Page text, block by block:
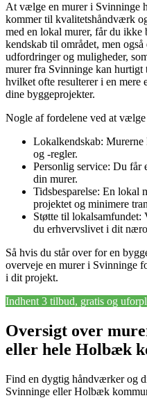
At vælge en murer i Svinninge
kommer til kvalitetshåndværk
med en lokal murer, får du ikke
kendskab til området, men
udfordringer og muligheder,
murer fra Svinninge kan hurtigt
hvilket ofte resulterer i en
dine byggeprojekter.
Nogle af fordelene ved at
Lokalkendskab: Murerne
og -regler.
Personlig service: Du får
din murer.
Tidsbesparelse: En lokal
projektet og minimere
Støtte til lokalsamfundet:
du erhvervslivet i dit
Så hvis du står over for en
overveje en murer i Svinninge
i dit projekt.
Indhent 3 tilbud, gratis og
Oversigt over
eller hele Holbæk
Find en dygtig håndværker og
Svinninge eller Holbæk